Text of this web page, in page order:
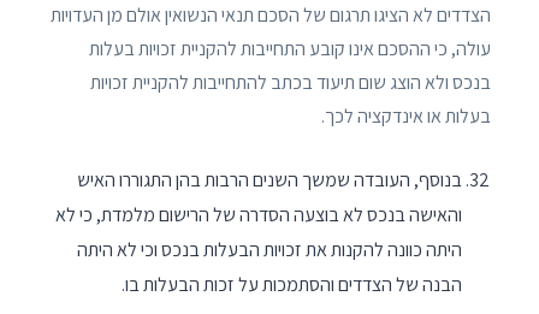
הצדדים לא הציגו תרגום של הסכם תנאי הנשואין אולם מן העדויות
עולה, כי ההסכם אינו קובע התחייבות להקניית זכויות בעלות
בנכס ולא הוצג שום תיעוד בכתב להתחייבות להקניית זכויות
בעלות או אינדקציה לכך.
בנוסף, העובדה שמשך השנים הרבות בהן התגוררו האיש
והאישה בנכס לא בוצעה הסדרה של הרישום מלמדת, כי לא
היתה כוונה להקנות את זכויות הבעלות בנכס וכי לא היתה
הבנה של הצדדים והסתמכות על זכות הבעלות בו.